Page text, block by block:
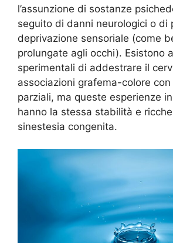
l’assunzione di sostanze
seguito di danni neurologici o di
deprivazione sensoriale (come
prolungate agli occhi). Esistono
sperimentali di addestrare il
associazioni grafema-colore
parziali, ma queste esperienze
hanno la stessa stabilità e
sinestesia congenita.